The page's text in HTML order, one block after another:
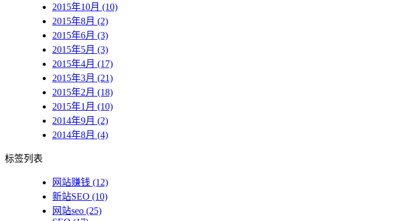
2015年10月 (10)
2015年8月 (2)
2015年6月 (3)
2015年5月 (3)
2015年4月 (17)
2015年3月 (21)
2015年2月 (18)
2015年1月 (10)
2014年9月 (2)
2014年8月 (4)
标签列表
网站赚钱 (12)
新站SEO (10)
网站seo (25)